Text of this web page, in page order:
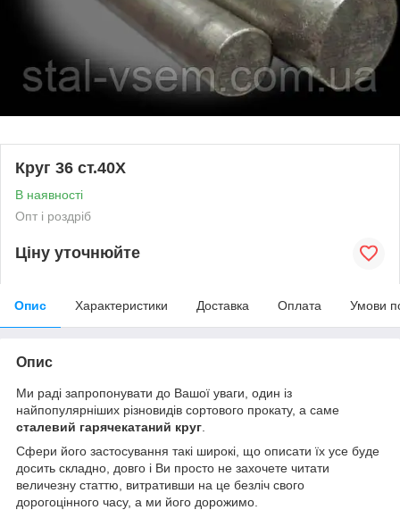
Круг 36 ст.40Х
В наявності
Опт і роздріб
Ціну уточнюйте
Опис Характеристики Доставка Оплата Умови
Опис
Ми раді запропонувати до Вашої уваги, один із
найпопулярніших різновидів сортового прокату, а саме
сталевий гарячекатаний круг
Сфери його застосування такі широкі, що описати їх усе буде
досить складно, довго і Ви просто не захочете читати
величезну статтю, витративши на це безліч свого
дорогоцінного часу, а ми його дорожимо.